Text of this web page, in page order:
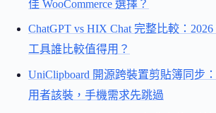
佳 WooCommerce 選擇？
ChatGPT vs HIX Chat 完整比較：
工具誰比較值得用？
UniClipboard 開源跨裝置剪貼簿同步
用者該裝，手機需求先跳過